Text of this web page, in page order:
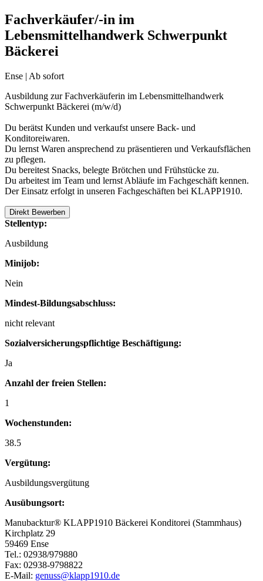
Fachverkäufer/-in im
Lebensmittelhandwerk Schwerpunkt
Bäckerei
Ense | Ab sofort
Ausbildung zur Fachverkäuferin im Lebensmittelhandwerk
Schwerpunkt Bäckerei (m/w/d)
Du berätst Kunden und verkaufst unsere Back- und
Konditoreiwaren.
Du lernst Waren ansprechend zu präsentieren und Verkaufsflächen
zu pflegen.
Du bereitest Snacks, belegte Brötchen und Frühstücke zu.
Du arbeitest im Team und lernst Abläufe im Fachgeschäft kennen.
Der Einsatz erfolgt in unseren Fachgeschäften bei KLAPP1910.
Direkt Bewerben
Stellentyp:
Ausbildung
Minijob:
Nein
Mindest-Bildungsabschluss:
nicht relevant
Sozialversicherungspflichtige Beschäftigung:
Ja
Anzahl der freien Stellen:
1
Wochenstunden:
38.5
Vergütung:
Ausbildungsvergütung
Ausübungsort:
Manubacktur® KLAPP1910 Bäckerei Konditorei (Stammhaus)
Kirchplatz 29
59469 Ense
Tel.: 02938/979880
Fax: 02938-9798822
E-Mail: genuss@klapp1910.de